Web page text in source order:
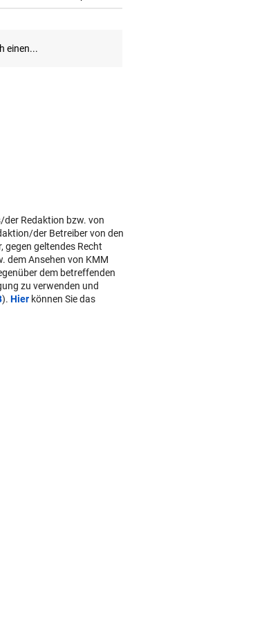
der Redaktion bzw. von
der Betreiber von den
gegen geltendes Recht
dem Ansehen von KMM
dem betreffenden
zu verwenden und
). Hier können Sie das